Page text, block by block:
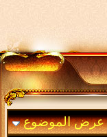
عرض الموضوع